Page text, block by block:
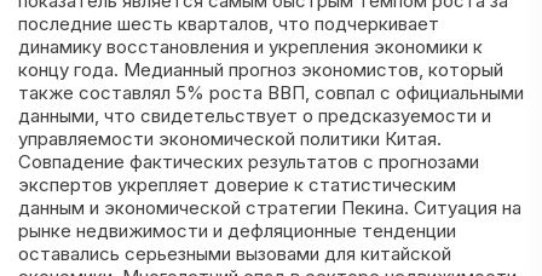
последние шесть кварталов, что подчеркивает
динамику восстановления и укрепления экономики к
концу года. Медианный прогноз экономистов, который
также составлял 5% роста ВВП, совпал с официальными
данными, что свидетельствует о предсказуемости и
управляемости экономической политики Китая.
Совпадение фактических результатов с прогнозами
экспертов укрепляет доверие к статистическим
данным и экономической стратегии Пекина. Ситуация на
рынке недвижимости и дефляционные тенденции
оставались серьезными вызовами для китайской